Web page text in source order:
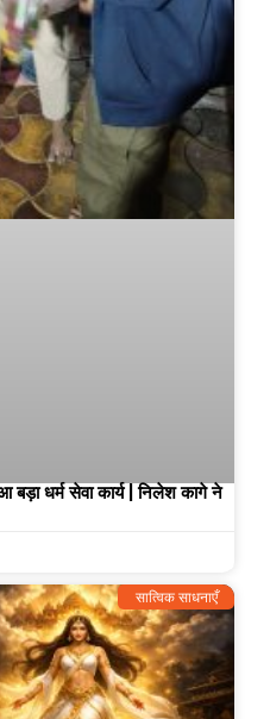
धर्म सेवा कार्य | निलेश कागे ने
सात्विक साधनाएँ